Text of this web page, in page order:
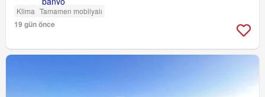
Klima Tamamen mobilyalı
19 gün önce